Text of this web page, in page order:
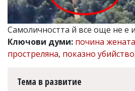
Главен
редактор:
Иван
Колев,
email:
статиите
Самоличността й все още не е
Ключови думи: почина жената
простреляна, показно убийство
Тема в развитие